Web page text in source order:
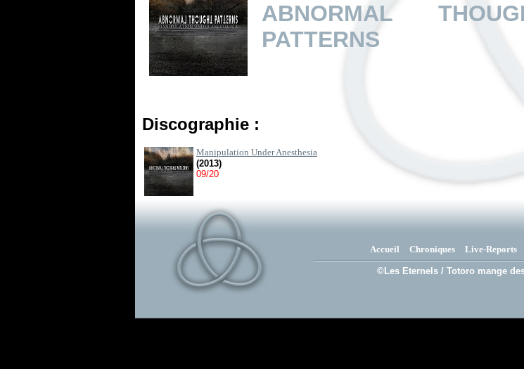
ABNORMAL
PATTERNS
Discographie :
Manipulation Under Anesthesia
(2013)
09/20
Accueil Chroniques Live-Reports
©Les Eternels / Totoro mange